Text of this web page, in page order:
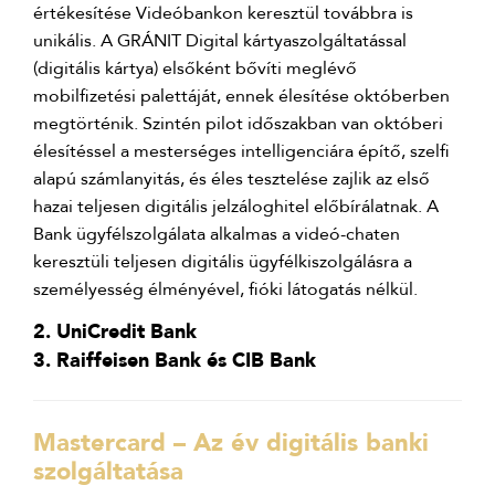
értékesítése Videóbankon keresztül továbbra is
unikális. A GRÁNIT Digital kártyaszolgáltatással
(digitális kártya) elsőként bővíti meglévő
mobilfizetési palettáját, ennek élesítése októberben
megtörténik. Szintén pilot időszakban van októberi
élesítéssel a mesterséges intelligenciára építő, szelfi
alapú számlanyitás, és éles tesztelése zajlik az első
hazai teljesen digitális jelzáloghitel előbírálatnak. A
Bank ügyfélszolgálata alkalmas a videó-chaten
keresztüli teljesen digitális ügyfélkiszolgálásra a
személyesség élményével, fióki látogatás nélkül.
2. UniCredit Bank
3. Raiffeisen Bank és CIB Bank
Mastercard – Az év digitális banki
szolgáltatása